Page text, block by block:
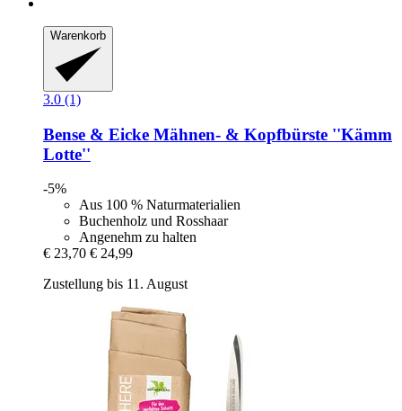
Warenkorb
3.0 (1)
Bense & Eicke Mähnen-​ & Kopfbürste ''Kämm
Lotte''
-5%
Aus 100 % Naturmaterialien
Buchenholz und Rosshaar
Angenehm zu halten
€ 23,70 € 24,99
Zustellung bis 11. August